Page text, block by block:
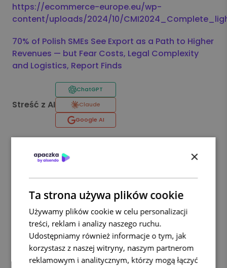
https://ecommerce-europe.eu/wp-
content/uploads/2024/10/
70% of Polish SMEs See Export as a Path to Higher
Revenues — but Fear Costs, Legal Complexity
and Logistics, Report Finds
Streść z AI
ChatGPT
Claude
Google AI
Barbara Bochenek
budować przewagę w logistyce dzięki trafnej komunikacji
i rzetelnym treściom. Jako specjalistka ds. komunikacji i
content marketingu z pasją do innowacji logistycznych
tworzę artykuły, e-booki, materiały edukacyjne i case
studies, które pokazują, jak rozwiązania Apaczka
usprawniają procesy i wspierają rozwój biznesu. W pracy
×
Ta strona używa plików cookie
Używamy plików cookie w celu personalizacji
treści, reklam i analizy naszego ruchu.
Udostępniamy również informacje o tym, jak
korzystasz z naszej witryny, naszym partnerom
reklamowym i analitycznym, którzy mogą łączyć